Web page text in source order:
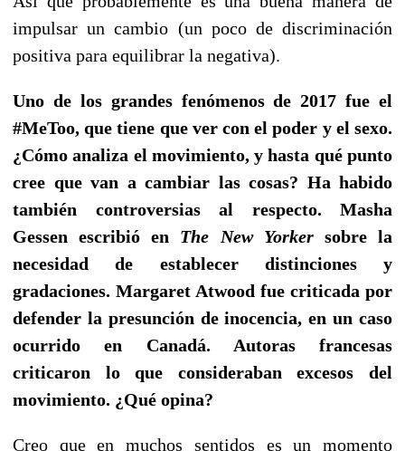
impulsar un cambio (un poco de discriminación
positiva para equilibrar la negativa).
Uno de los grandes fenómenos de 2017 fue el
#MeToo, que tiene que ver con el poder y el sexo.
¿Cómo analiza el movimiento, y hasta qué punto
cree que van a cambiar las cosas? Ha habido
también controversias al respecto. Masha
Gessen escribió en The New Yorker sobre la
necesidad de establecer distinciones y
gradaciones. Margaret Atwood fue criticada por
defender la presunción de inocencia, en un caso
ocurrido en Canadá. Autoras francesas
criticaron lo que consideraban excesos del
movimiento. ¿Qué opina?
Creo que en muchos sentidos es un momento